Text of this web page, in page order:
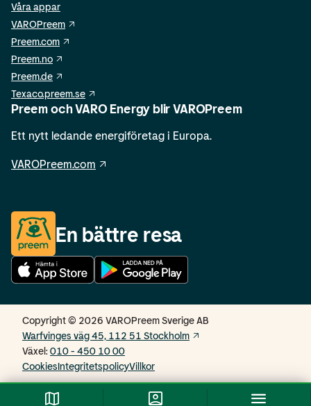
Våra appar
VAROPreem
Preem.com
Preem.no
Preem.de
Texaco.preem.se
Preem och VARO Energy blir VAROPreem
Ett nytt ledande energiföretag i Europa.
VAROPreem.com
En bättre resa
Copyright © 2026 VAROPreem Sverige AB
Warfvinges väg 45, 112 51 Stockholm
Växel:010 - 450 10 00
CookiesIntegritetspolicyVillkor